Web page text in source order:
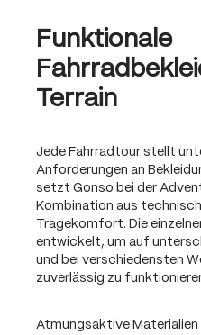
Funktionale
Terrain
Jede Fahrradtour stellt
Anforderungen an
setzt Gonso bei der
Kombination aus
Tragekomfort. Die
entwickelt, um auf
und bei verschiedensten
zuverlässig zu
Atmungsaktive